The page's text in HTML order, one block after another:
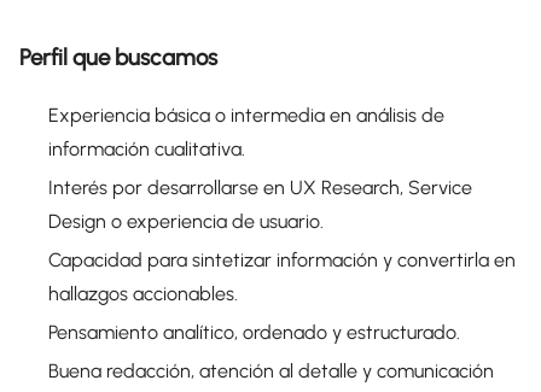
Perfil que buscamos
Experiencia básica o intermedia en análisis de
información cualitativa.
Interés por desarrollarse en UX Research, Service
Design o experiencia de usuario.
Capacidad para sintetizar información y convertirla en
hallazgos accionables.
Pensamiento analítico, ordenado y estructurado.
Buena redacción, atención al detalle y comunicación